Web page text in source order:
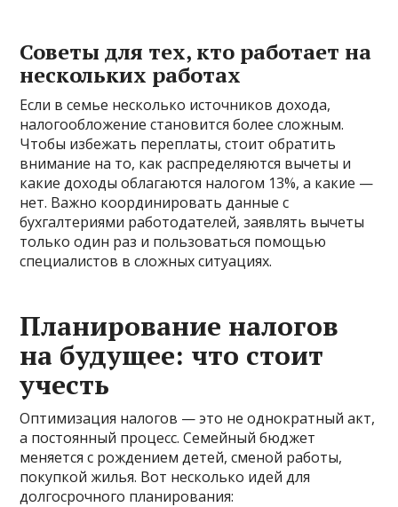
Советы для тех, кто работает на
нескольких работах
Если в семье несколько источников дохода,
налогообложение становится более сложным.
Чтобы избежать переплаты, стоит обратить
внимание на то, как распределяются вычеты и
какие доходы облагаются налогом 13%, а какие —
нет. Важно координировать данные с
бухгалтериями работодателей, заявлять вычеты
только один раз и пользоваться помощью
специалистов в сложных ситуациях.
Планирование налогов
на будущее: что стоит
учесть
Оптимизация налогов — это не однократный акт,
а постоянный процесс. Семейный бюджет
меняется с рождением детей, сменой работы,
покупкой жилья. Вот несколько идей для
долгосрочного планирования: